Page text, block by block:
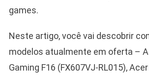
games.
Neste artigo, você vai descobrir
modelos atualmente em oferta –
Gaming F16 (FX607VJ-RL015),